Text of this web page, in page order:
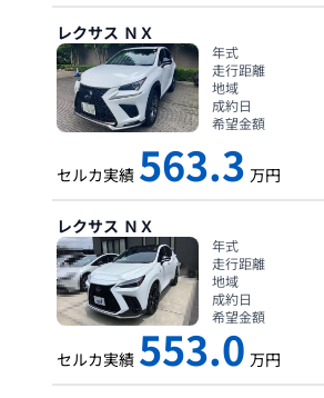
レクサス ＮＸ
年式
走行距離
地域
成約日
希望金額
セルカ実績 563.3 万円
レクサス ＮＸ
年式
走行距離
地域
成約日
希望金額
セルカ実績 553.0 万円